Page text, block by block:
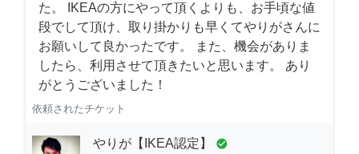
た。 IKEAの方にやって頂くよりも、お手頃な値
段でして頂け、取り掛かりも早くてやりがさんに
お願いして良かったです。 また、機会がありま
したら、利用させて頂きたいと思います。 あり
がとうございました！
依頼されたチケット
やりが【IKEA認定】 check_circle